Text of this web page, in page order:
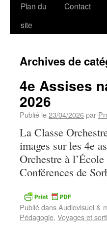
Plan du
site
Contact
Archives de
4e Assises
2026
Publié le23/04/2026par
La Classe
images sur les 4e
Orchestre à
Conférences de
Publié dansAudiovisuel &
Pédagogie, Voyages et